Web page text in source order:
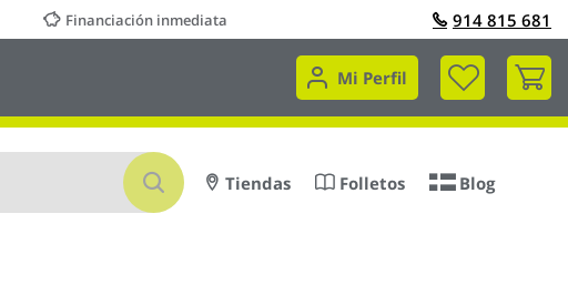
Financiación inmediata 914 815 681
Mi Perfil
Mi
Buscar
Tiendas Folletos Blog